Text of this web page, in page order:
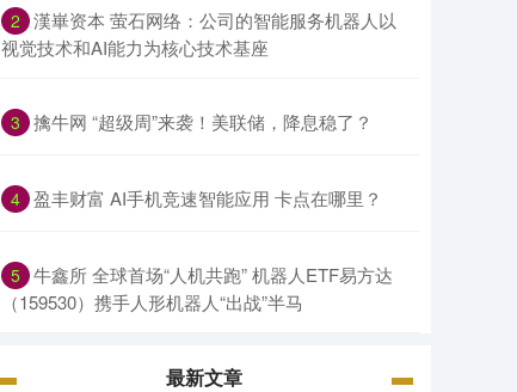
2 漢崋资本 萤石网络：公司的智能服务机器人以
视觉技术和AI能力为核心技术基座
3 擒牛网 “超级周”来袭！美联储，降息稳了？
4 盈丰财富 AI手机竞速智能应用 卡点在哪里？
5 牛鑫所 全球首场“人机共跑” 机器人ETF易方达
（159530）携手人形机器人“出战”半马
最新文章